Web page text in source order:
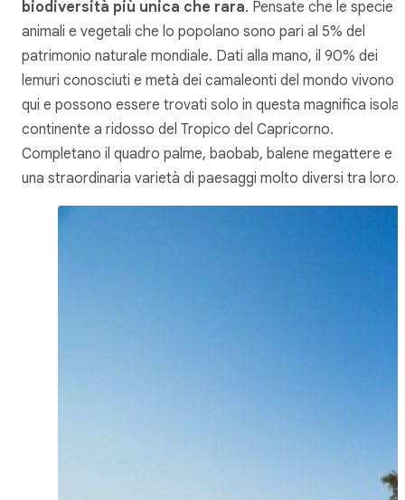
biodiversità più unica che rara. Pensate che le specie
animali e vegetali che lo popolano sono pari al 5% del
patrimonio naturale mondiale. Dati alla mano, il 90% dei
lemuri conosciuti e metà dei camaleonti del mondo vivono
qui e possono essere trovati solo in questa magnifica isola-
continente a ridosso del Tropico del Capricorno.
Completano il quadro palme, baobab, balene megattere e
una straordinaria varietà di paesaggi molto diversi tra loro.